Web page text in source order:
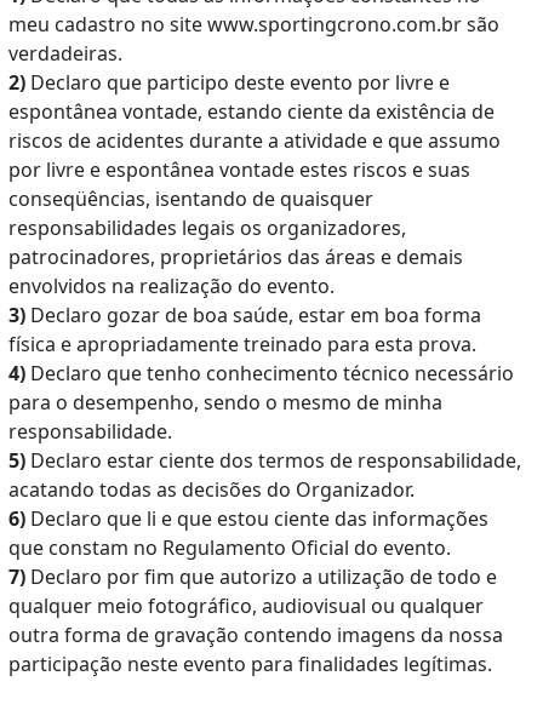
meu cadastro no site www.sportingcrono.com.br são
verdadeiras.
2) Declaro que participo deste evento por livre e
espontânea vontade, estando ciente da existência de
riscos de acidentes durante a atividade e que assumo
por livre e espontânea vontade estes riscos e suas
conseqüências, isentando de quaisquer
responsabilidades legais os organizadores,
patrocinadores, proprietários das áreas e demais
envolvidos na realização do evento.
3) Declaro gozar de boa saúde, estar em boa forma
física e apropriadamente treinado para esta prova.
4) Declaro que tenho conhecimento técnico necessário
para o desempenho, sendo o mesmo de minha
responsabilidade.
5) Declaro estar ciente dos termos de responsabilidade,
acatando todas as decisões do Organizador.
6) Declaro que li e que estou ciente das informações
que constam no Regulamento Oficial do evento.
7) Declaro por fim que autorizo a utilização de todo e
qualquer meio fotográfico, audiovisual ou qualquer
outra forma de gravação contendo imagens da nossa
participação neste evento para finalidades legítimas.